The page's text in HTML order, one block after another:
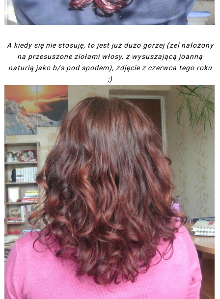
A kiedy się nie stosuję, to jest już dużo gorzej (żel nałożony
na przesuszone ziołami włosy, z wysuszającą joanną
naturią jako b/s pod spodem), zdjęcie z czerwca tego roku
;)